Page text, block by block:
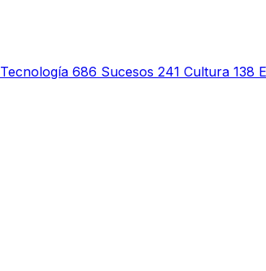
Tecnología 686 Sucesos 241 Cultura 138